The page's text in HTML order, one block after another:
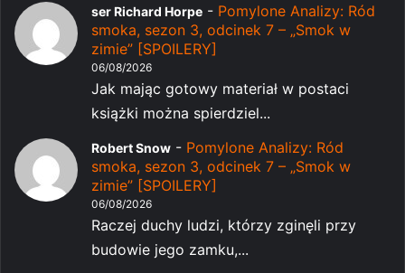
ser Richard Horpe - Pomylone Analizy: Ród
smoka, sezon 3, odcinek 7 – „Smok w
zimie” [SPOILERY]
06/08/2026
Jak mając gotowy materiał w postaci
książki można spierdziel...
Robert Snow - Pomylone Analizy: Ród
smoka, sezon 3, odcinek 7 – „Smok w
zimie” [SPOILERY]
06/08/2026
Raczej duchy ludzi, którzy zginęli przy
budowie jego zamku,...